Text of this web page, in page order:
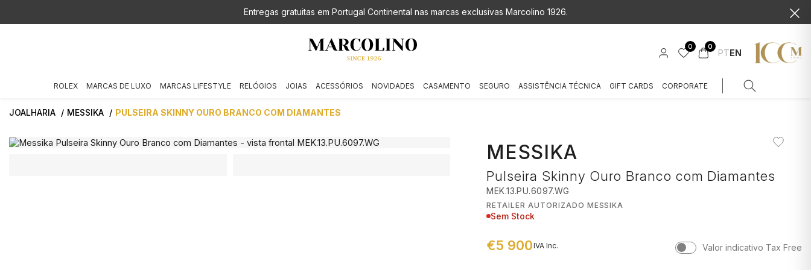
Entregas gratuitas em Portugal Continental nas marcas exclusivas Marcolino 1926.
0 0
EN
PT
ROLEX MARCAS DE LUXO MARCAS LIFESTYLE RELÓGIOS JOIAS ACESSÓRIOS NOVIDADES CASAMENTO SEGURO ASSISTÊNCIA TÉCNICA GIFT CARDS CORPORATE
JOALHARIA MESSIKA PULSEIRA SKINNY OURO BRANCO COM DIAMANTES
MESSIKA
Pulseira Skinny Ouro Branco com Diamantes
MEK.13.PU.6097.WG
RETAILER AUTORIZADO MESSIKA
Sem Stock
€5 900IVA Inc. Valor indicativo Tax Free